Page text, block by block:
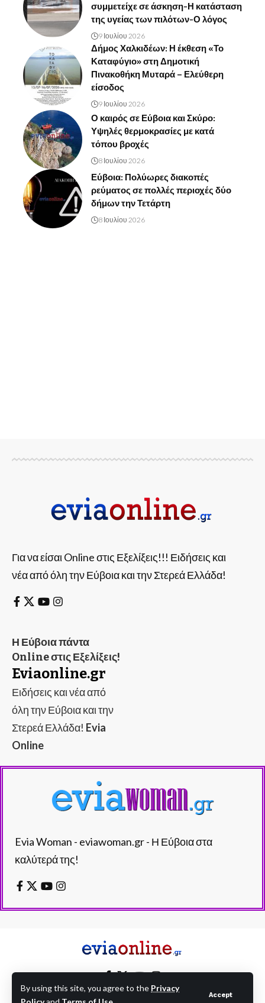
By using this site, you agree to the Privacy
Accept
συμμετείχε σε άσκηση-Η κατάσταση
της υγείας των πιλότων-Ο λόγος
9 Ιουλίου 2026
Δήμος Χαλκιδέων: Η έκθεση «Το
Καταφύγιο» στη Δημοτική
Πινακοθήκη Μυταρά – Ελεύθερη
είσοδος
9 Ιουλίου 2026
Ο καιρός σε Εύβοια και Σκύρο:
Υψηλές θερμοκρασίες με κατά
τόπου βροχές
8 Ιουλίου 2026
Εύβοια: Πολύωρες διακοπές
ρεύματος σε πολλές περιοχές δύο
δήμων την Τετάρτη
8 Ιουλίου 2026
Για να είσαι Online στις Εξελίξεις!!! Ειδήσεις και
νέα από όλη την Εύβοια και την Στερεά Ελλάδα!
Η Εύβοια πάντα
Online στις Εξελίξεις!
Eviaonline.gr
Ειδήσεις και νέα από
όλη την Εύβοια και την
Στερεά Ελλάδα! Evia
Online
Evia Woman - eviawoman.gr - Η Εύβοια στα
καλύτερά της!